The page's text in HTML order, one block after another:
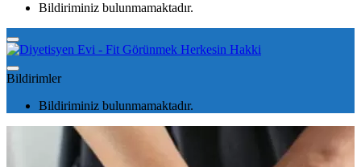
Bildiriminiz bulunmamaktadır.
Bildirimler
Bildiriminiz bulunmamaktadır.